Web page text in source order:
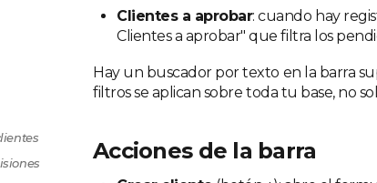
Clientes a aprobar: cuando hay
Clientes a aprobar" que filtra los
Hay un buscador por texto en la barra
filtros se aplican sobre toda tu base, no
Acciones de la barra